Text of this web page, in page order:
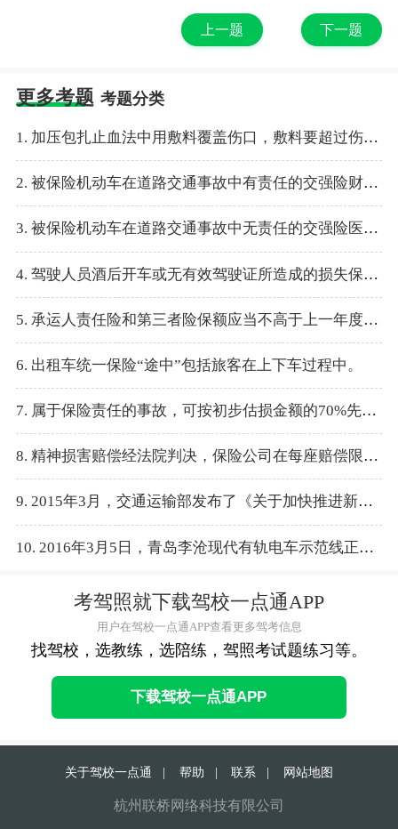
上一题 下一题
更多考题 考题分类
1. 加压包扎止血法中用敷料覆盖伤口，敷料要超过伤口最多3cm。
2. 被保险机动车在道路交通事故中有责任的交强险财产损失赔偿限额为1000元人民币。
3. 被保险机动车在道路交通事故中无责任的交强险医疗费用赔偿限额为1800元人民币。
4. 驾驶人员酒后开车或无有效驾驶证所造成的损失保险，保险人不负责赔偿。
5. 承运人责任险和第三者险保额应当不高于上一年度山东省城镇居民交通事故赔偿标准。
6. 出租车统一保险“途中”包括旅客在上下车过程中。
7. 属于保险责任的事故，可按初步估损金额的70%先行预付赔款，以帮助企业及其经营者及时恢复经营。
8. 精神损害赔偿经法院判决，保险公司在每座赔偿限额的10%以内进行精神损害赔偿。
9. 2015年3月，交通运输部发布了《关于加快推进新能源汽车在交通运输行业推广应用的实施意见》。
10. 2016年3月5日，青岛李沧现代有轨电车示范线正式投入运营。
考驾照就下载驾校一点通APP
用户在驾校一点通APP查看更多驾考信息
找驾校，选教练，选陪练，驾照考试题练习等。
下载驾校一点通APP
关于驾校一点通 | 帮助 | 联系 | 网站地图
杭州联桥网络科技有限公司